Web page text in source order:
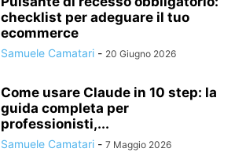
checklist per adeguare il tuo
ecommerce
Samuele Camatari - 20 Giugno 2026
Come usare Claude in 10 step: la
guida completa per
professionisti,...
Samuele Camatari - 7 Maggio 2026